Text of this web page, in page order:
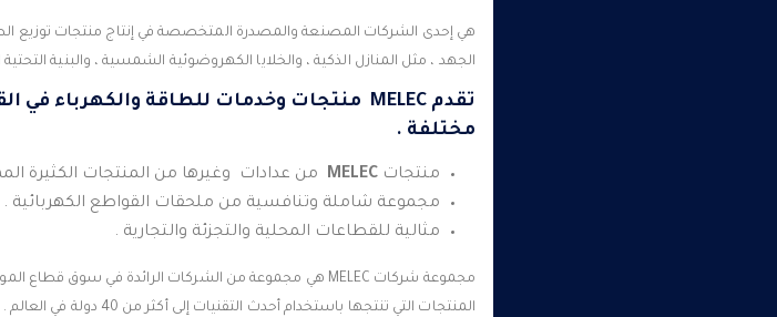
هي إحدى الشركات المصنعة والمصدرة المتخصصة في إنتاج منتجات توزيع
الجهد ، مثل المنازل الذكية ، والخلايا الكهروضوئية الشمسية ، والبنية
تقدم MELEC منتجات وخدمات للطاقة والكهرباء في
مختلفة .
منتجات MELEC من عدادات وغيرها من المنتجات الكثيرة
مجموعة شاملة وتنافسية من ملحقات القواطع الكهربائية .
مثالية للقطاعات المحلية والتجزئة والتجارية .
المنتجات التي تنتجها باستخدام أحدث التقنيات إلى أكثر من 40 دولة في العالم .